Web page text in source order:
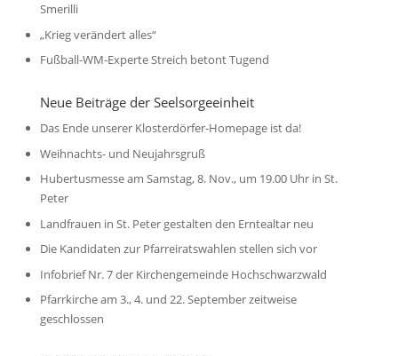
Smerilli
„Krieg verändert alles“
Fußball-WM-Experte Streich betont Tugend
Neue Beiträge der Seelsorgeeinheit
Das Ende unserer Klosterdörfer-Homepage ist da!
Weihnachts- und Neujahrsgruß
Hubertusmesse am Samstag, 8. Nov., um 19.00 Uhr in St.
Peter
Landfrauen in St. Peter gestalten den Erntealtar neu
Die Kandidaten zur Pfarreiratswahlen stellen sich vor
Infobrief Nr. 7 der Kirchengemeinde Hochschwarzwald
Pfarrkirche am 3., 4. und 22. September zeitweise
geschlossen